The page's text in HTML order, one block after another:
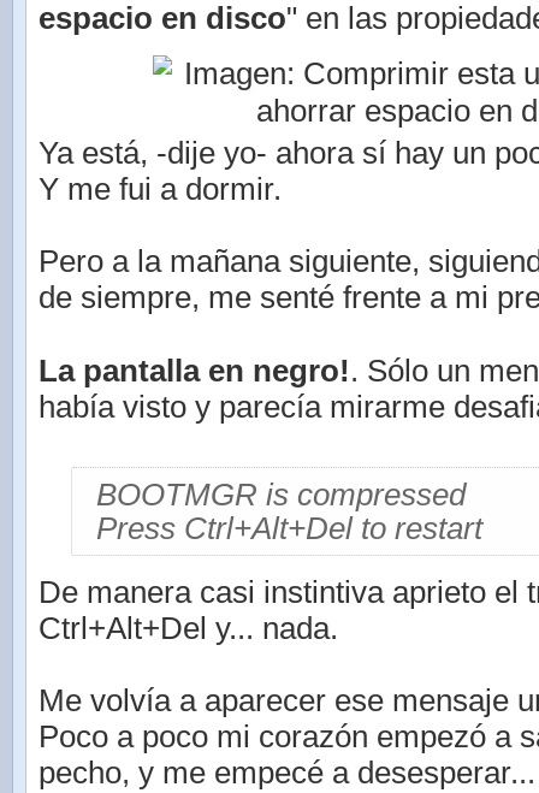
espacio en disco" en las
Ya está, -dije yo- ahora sí hay un
Y me fui a dormir.
Pero a la mañana siguiente,
de siempre, me senté frente a mi
La pantalla en negro!. Sólo un
había visto y parecía mirarme
BOOTMGR is compressed
Press Ctrl+Alt+Del to restart
De manera casi instintiva aprieto el
Ctrl+Alt+Del y... nada.
Me volvía a aparecer ese mensaje
Poco a poco mi corazón empezó a
pecho, y me empecé a desesperar...